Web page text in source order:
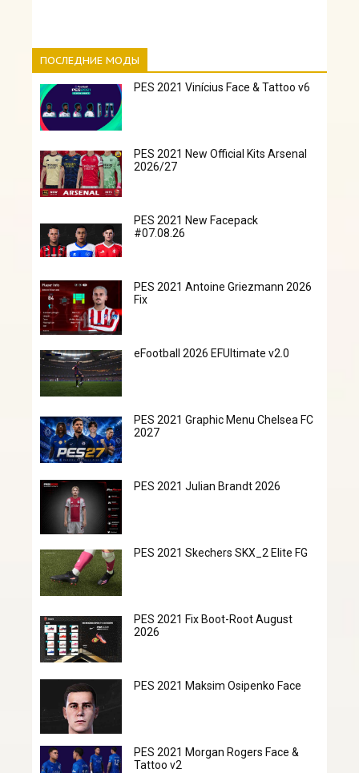
ПОСЛЕДНИЕ МОДЫ
PES 2021 Vinícius Face & Tattoo v6
PES 2021 New Official Kits Arsenal
2026/27
PES 2021 New Facepack
#07.08.26
PES 2021 Antoine Griezmann 2026
Fix
eFootball 2026 EFUltimate v2.0
PES 2021 Graphic Menu Chelsea FC
2027
PES 2021 Julian Brandt 2026
PES 2021 Skechers SKX_2 Elite FG
PES 2021 Fix Boot-Root August
2026
PES 2021 Maksim Osipenko Face
PES 2021 Morgan Rogers Face &
Tattoo v2